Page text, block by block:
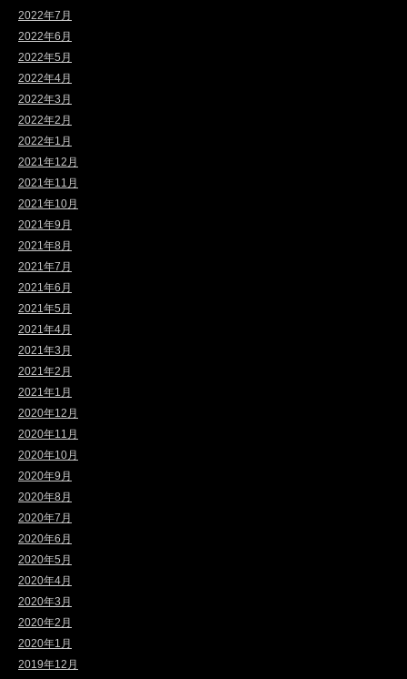
2022年7月
2022年6月
2022年5月
2022年4月
2022年3月
2022年2月
2022年1月
2021年12月
2021年11月
2021年10月
2021年9月
2021年8月
2021年7月
2021年6月
2021年5月
2021年4月
2021年3月
2021年2月
2021年1月
2020年12月
2020年11月
2020年10月
2020年9月
2020年8月
2020年7月
2020年6月
2020年5月
2020年4月
2020年3月
2020年2月
2020年1月
2019年12月